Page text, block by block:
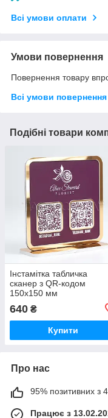
Всі умови оплати
Умови повернення
Повернення товару
Всі умови повернення
Подібні товари
Інстамітка табличка
сканер з QR-кодом
150х150 мм
640 ₴
Купити
Про нас
95% позитивних з
Працює з